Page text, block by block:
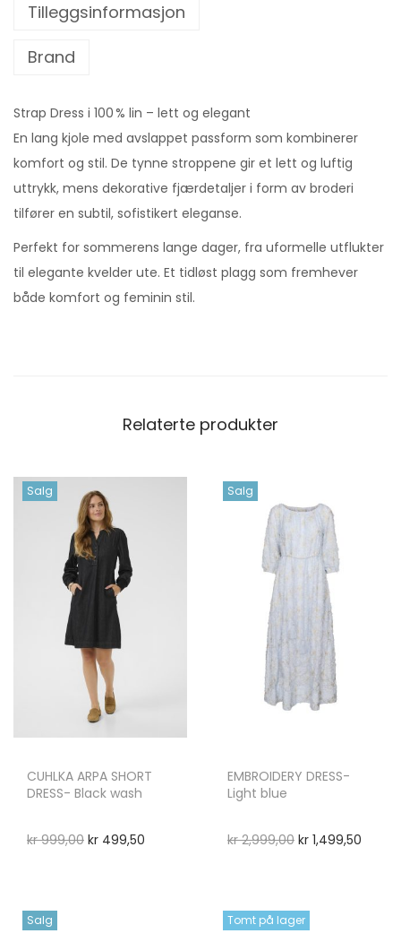
Tilleggsinformasjon
Brand
Strap Dress i 100 % lin – lett og elegant
En lang kjole med avslappet passform som kombinerer
komfort og stil. De tynne stroppene gir et lett og luftig
uttrykk, mens dekorative fjærdetaljer i form av broderi
tilfører en subtil, sofistikert eleganse.
Perfekt for sommerens lange dager, fra uformelle utflukter
til elegante kvelder ute. Et tidløst plagg som fremhever
både komfort og feminin stil.
Relaterte produkter
Salg
CUHLKA ARPA SHORT
DRESS- Black wash
kr999,00 kr 499,50
Salg
EMBROIDERY DRESS-
Light blue
kr2,999,00 kr1,499,50
Salg Tomt på lager